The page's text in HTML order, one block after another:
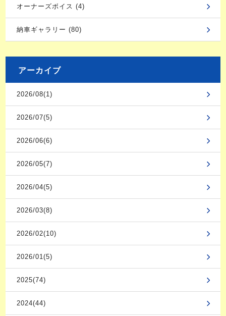
オーナーズボイス (4)
納車ギャラリー (80)
アーカイブ
2026/08(1)
2026/07(5)
2026/06(6)
2026/05(7)
2026/04(5)
2026/03(8)
2026/02(10)
2026/01(5)
2025(74)
2024(44)